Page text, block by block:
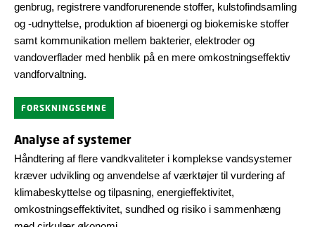
genbrug, registrere vandforurenende stoffer, kulstofindsamling
og -udnyttelse, produktion af bioenergi og biokemiske stoffer
samt kommunikation mellem bakterier, elektroder og
vandoverflader med henblik på en mere omkostningseffektiv
vandforvaltning.
FORSKNINGSEMNE
Analyse af systemer
Håndtering af flere vandkvaliteter i komplekse vandsystemer
kræver udvikling og anvendelse af værktøjer til vurdering af
klimabeskyttelse og tilpasning, energieffektivitet,
omkostningseffektivitet, sundhed og risiko i sammenhæng